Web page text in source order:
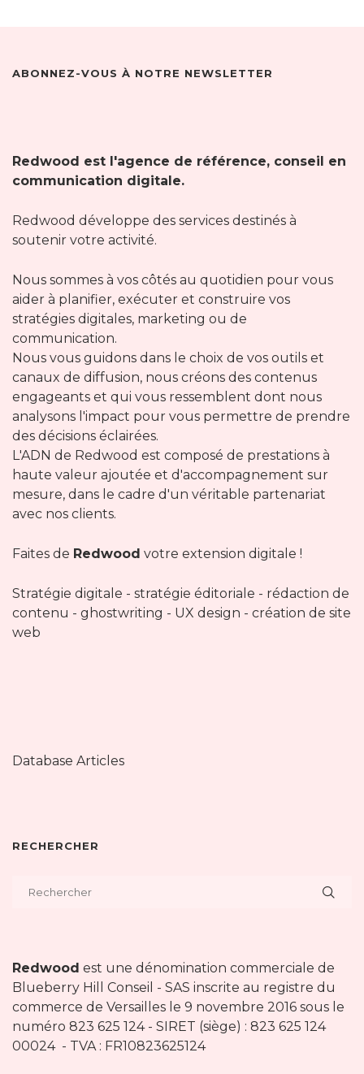
ABONNEZ-VOUS À NOTRE NEWSLETTER
Redwood est l'agence de référence, conseil en
communication digitale.
Redwood développe des services destinés à
soutenir votre activité.
Nous sommes à vos côtés au quotidien pour vous
aider à planifier, exécuter et construire vos
stratégies digitales, marketing ou de
communication.
Nous vous guidons dans le choix de vos outils et
canaux de diffusion, nous créons des contenus
engageants et qui vous ressemblent dont nous
analysons l'impact pour vous permettre de prendre
des décisions éclairées.
L'ADN de Redwood est composé de prestations à
haute valeur ajoutée et d'accompagnement sur
mesure, dans le cadre d'un véritable partenariat
avec nos clients.
Faites de Redwood votre extension digitale !
Stratégie digitale - stratégie éditoriale - rédaction de
contenu - ghostwriting - UX design - création de site
web
Database Articles
RECHERCHER
Redwood est une dénomination commerciale de
Blueberry Hill Conseil - SAS inscrite au registre du
commerce de Versailles le 9 novembre 2016 sous le
numéro 823 625 124 - SIRET (siège) : 823 625 124
00024 - TVA : FR10823625124